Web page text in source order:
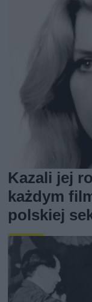
Kazali jej
każdym
polskiej